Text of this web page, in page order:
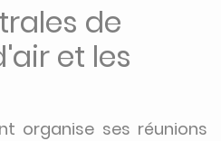
de
et les
organise ses réunions